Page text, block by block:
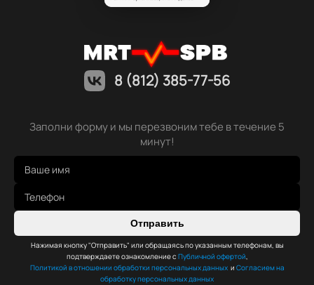
8 (812) 385-77-56
Заполни форму и мы перезвоним тебе в течение 5
минут!
Отправить
Нажимая кнопку "Отправить" или обращаясь по указанным телефонам, вы
подтверждаете ознакомление с Публичной офертой,
Политикой в отношении обработки персональных данных и Согласием на
обработку персональных данных